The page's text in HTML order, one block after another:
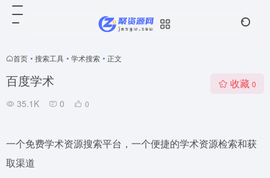
首页 • 搜索工具 • 学术搜索 • 正文
百度学术
35.1K 0 0
收藏 0
一个免费学术资源搜索平台，一个便捷的学术资源检索和获
取渠道